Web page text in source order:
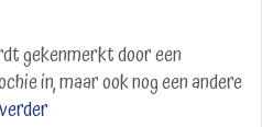
gekenmerkt door een
in, maar ook nog een andere